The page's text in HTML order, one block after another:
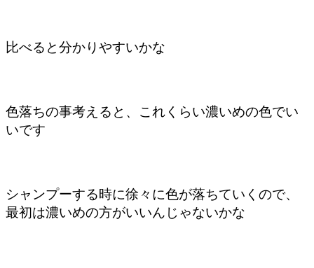
比べると分かりやすいかな
色落ちの事考えると、これくらい濃いめの色でい
いです
シャンプーする時に徐々に色が落ちていくので、
最初は濃いめの方がいいんじゃないかな